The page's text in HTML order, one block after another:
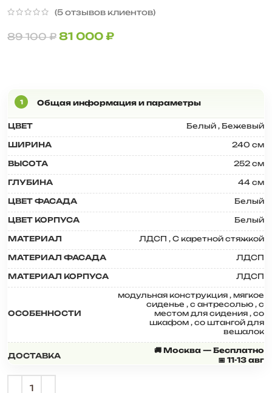
(5отзывов клиентов)
89 100₽ 81 000₽
ЦВЕТ Белый , Бежевый
ШИРИНА 240 см
ВЫСОТА 252 см
ГЛУБИНА 44 см
ЦВЕТ ФАСАДА Белый
ЦВЕТ КОРПУСА Белый
МАТЕРИАЛ ЛДСП , С каретной стяжкой
МАТЕРИАЛ ФАСАДА ЛДСП
МАТЕРИАЛ КОРПУСА ЛДСП
ОСОБЕННОСТИ
модульная конструкция , мягкое
сиденье , с антресолью , с
местом для сидения , со
шкафом , со штангой для
вешалок
ДОСТАВКА
🚚 Москва — Бесплатно
📅 11-13 авг